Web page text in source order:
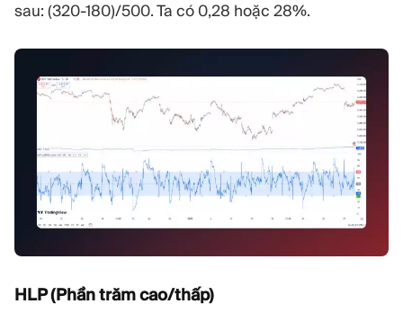
sau: (320-180)/500. Ta có 0,28 hoặc 28%.
HLP (Phần trăm cao/thấp)